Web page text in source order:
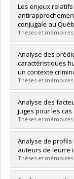
Graduate :
Cycle :Master's
Grade :M. Sc.
Lien vers le
Les enjeux
conjugale au
Thèses et mémoires
Graduate :
Cycle :Master's
Grade :M. Sc.
Lien vers le
Analyse des
caractéristiques
un contexte
Thèses et mémoires
Graduate :
Cycle :Master's
Grade :M. Sc.
Lien vers le
Analyse des
juges pour les
Thèses et mémoires
Graduate :
Cycle :Master's
Grade :M. Sc.
Lien vers le
Analyse de
auteurs de leurre
Thèses et mémoires